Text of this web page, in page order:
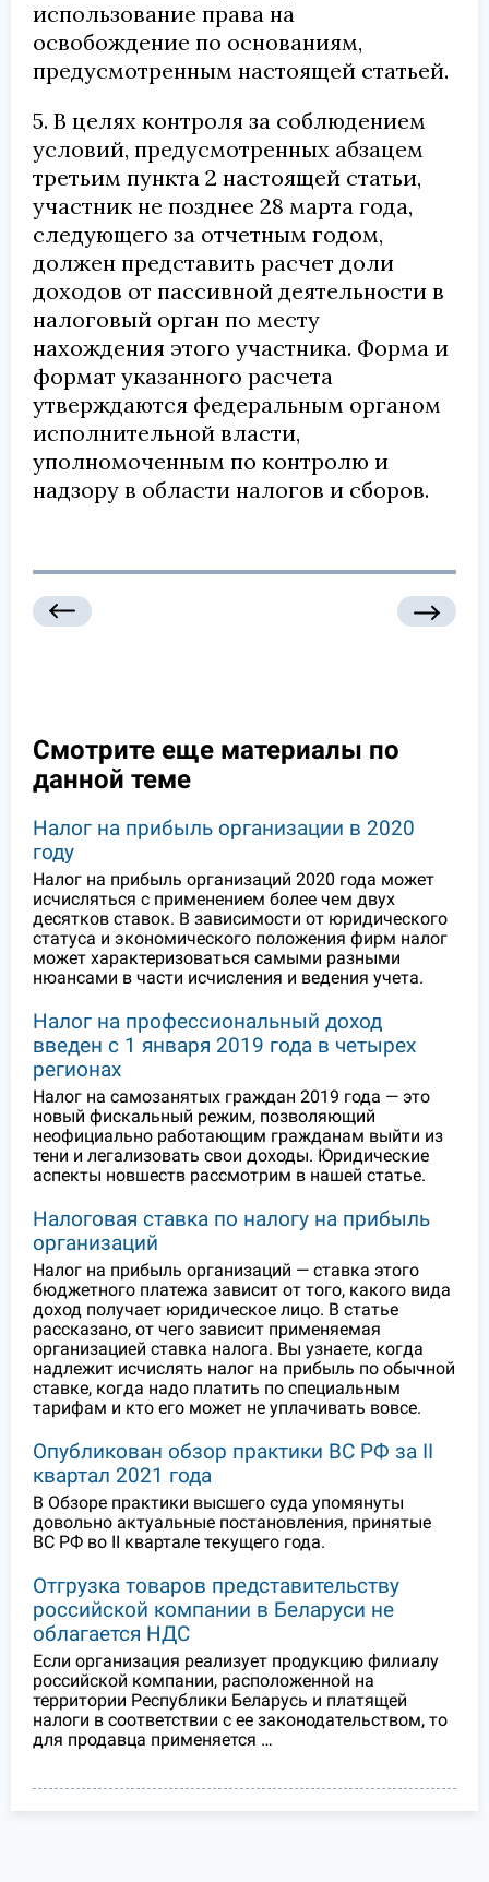
использование права на
освобождение по основаниям,
предусмотренным настоящей статьей.
5. В целях контроля за соблюдением
условий, предусмотренных абзацем
третьим пункта 2 настоящей статьи,
участник не позднее 28 марта года,
следующего за отчетным годом,
должен представить расчет доли
доходов от пассивной деятельности в
налоговый орган по месту
нахождения этого участника. Форма и
формат указанного расчета
утверждаются федеральным органом
исполнительной власти,
уполномоченным по контролю и
надзору в области налогов и сборов.
Смотрите еще материалы по
данной теме
Налог на прибыль организации в 2020
году
Налог на прибыль организаций 2020 года может
исчисляться с применением более чем двух
десятков ставок. В зависимости от юридического
статуса и экономического положения фирм налог
может характеризоваться самыми разными
нюансами в части исчисления и ведения учета.
Налог на профессиональный доход
введен с 1 января 2019 года в четырех
регионах
Налог на самозанятых граждан 2019 года — это
новый фискальный режим, позволяющий
неофициально работающим гражданам выйти из
тени и легализовать свои доходы. Юридические
аспекты новшеств рассмотрим в нашей статье.
Налоговая ставка по налогу на прибыль
организаций
Налог на прибыль организаций — ставка этого
бюджетного платежа зависит от того, какого вида
доход получает юридическое лицо. В статье
рассказано, от чего зависит применяемая
организацией ставка налога. Вы узнаете, когда
надлежит исчислять налог на прибыль по обычной
ставке, когда надо платить по специальным
тарифам и кто его может не уплачивать вовсе.
Опубликован обзор практики ВС РФ за II
квартал 2021 года
В Обзоре практики высшего суда упомянуты
довольно актуальные постановления, принятые
ВС РФ во II квартале текущего года.
Отгрузка товаров представительству
российской компании в Беларуси не
облагается НДС
Если организация реализует продукцию филиалу
российской компании, расположенной на
территории Республики Беларусь и платящей
налоги в соответствии с ее законодательством, то
для продавца применяется …